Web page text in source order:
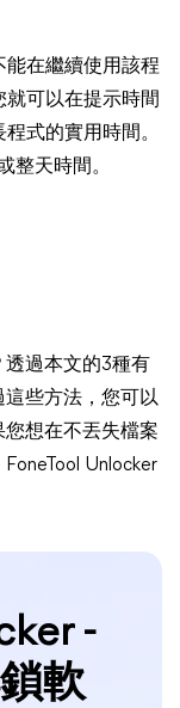
在繼續使用該程
可以在提示時間
式的實用時間。
整天時間。
過本文的3種有
些方法，您可以
想在不丟失檔案
Unlocker
-
軟